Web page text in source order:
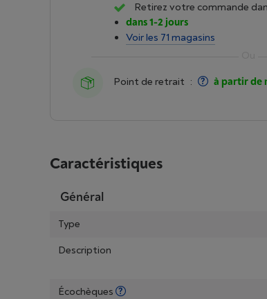
Retirez votre commande
dans 1-2 jours
Voir les 71 magasins
Point de retrait : à partir de
Caractéristiques
Général
Type
Description
Écochèques